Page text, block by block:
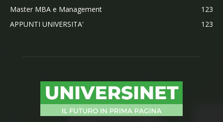
Master MBA e Management
123
APPUNTI UNIVERSITA'
123